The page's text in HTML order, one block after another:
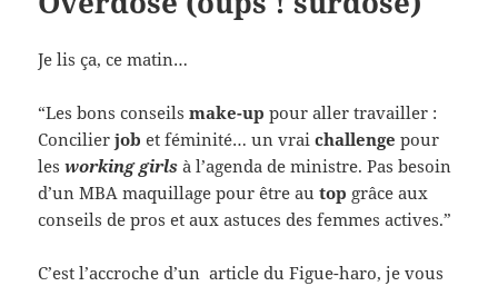
Je lis ça, ce matin…
“Les bons conseilsmake-up pour aller travailler :
Concilierjob et féminité… un vraichallenge pour
lesworking girls à l’agenda de ministre. Pas besoin
d’un MBA maquillage pour être autop grâce aux
conseils de pros et aux astuces des femmes actives.”
C’est l’accroche d’un article du Figue-haro, je vous